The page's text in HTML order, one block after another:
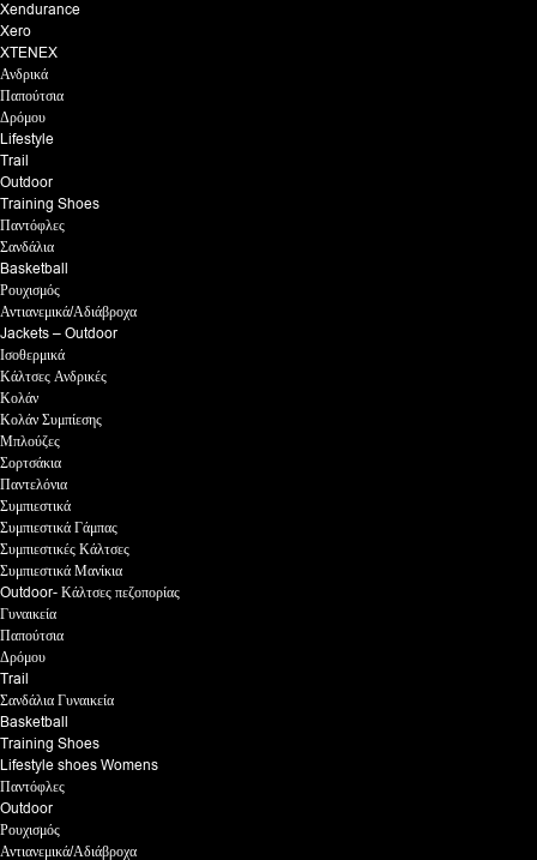
Xendurance
Xero
XTENEX
Ανδρικά
Παπούτσια
Δρόμου
Lifestyle
Trail
Outdoor
Training Shoes
Παντόφλες
Σανδάλια
Basketball
Ρουχισμός
Αντιανεμικά/Αδιάβροχα
Jackets – Outdoor
Ισοθερμικά
Κάλτσες Ανδρικές
Κολάν
Κολάν Συμπίεσης
Μπλούζες
Σορτσάκια
Παντελόνια
Συμπιεστικά
Συμπιεστικά Γάμπας
Συμπιεστικές Κάλτσες
Συμπιεστικά Μανίκια
Outdoor- Κάλτσες πεζοπορίας
Γυναικεία
Παπούτσια
Δρόμου
Trail
Σανδάλια Γυναικεία
Basketball
Training Shoes
Lifestyle shoes Womens
Παντόφλες
Outdoor
Ρουχισμός
Αντιανεμικά/Αδιάβροχα